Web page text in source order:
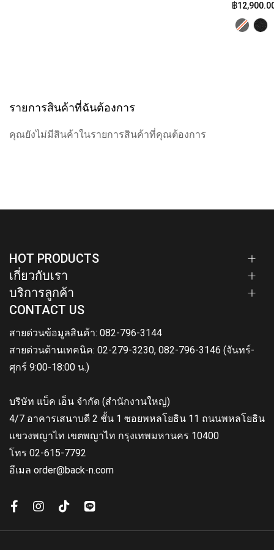
฿
รายการสินค้าที่ฉันต้องการ
คุณยังไม่มีสินค้าในรายการสินค้าที่คุณต้องการ
HOT PRODUCTS
เกี่ยวกับเรา
บริการลูกค้า
CONTACT US
สายด่วนข้อมูลสินค้า: 082-796-3144
สายด่วนด้านเทคนิค: 02-279-3230, 082-796-3146 (จันทร์-
ศุกร์ 9:00-18:00 น.)
บริษัท แบ็ค เอ็น จำกัด (สำนักงานใหญ่)
4/7 อาคารเสนาบดี 2 ชั้น 1 ซอยพหลโยธิน 11 ถนนพหลโยธิน
แขวงพญาไท เขตพญาไท กรุงเทพมหานคร 10400
โทร 02-615-7792
อีเมล order@back-n.com